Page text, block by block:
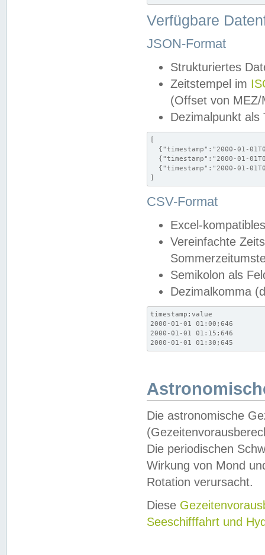
Verfügbare
JSON-Format
Strukturiertes
Zeitstempel im
(Offset von MEZ/
Dezimalpunkt als
[
{"timestamp":"2000-01-
{"timestamp":"2000-01-
{"timestamp":"2000-01-
]
CSV-Format
Excel-
Vereinfachte
Semikolon als
Dezimalkomma
timestamp;value
2000-01-01 01:00;646
2000-01-01 01:15;646
2000-01-01 01:30;645
Die astronomische
Die periodischen
Wirkung von Mond
Rotation verursacht.
Diese
Seeschifffahrt und